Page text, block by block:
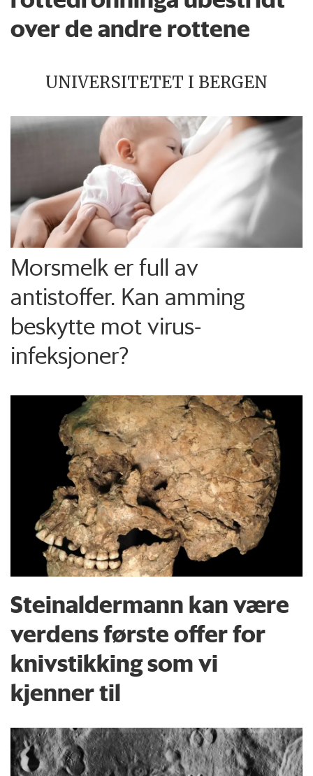
over de andre rottene
UNIVERSITETET I BERGEN
Morsmelk er full av
antistoffer. Kan amming
beskytte mot virus-
infeksjoner?
Steinaldermann kan være
verdens første offer for
knivstikking som vi
kjenner til